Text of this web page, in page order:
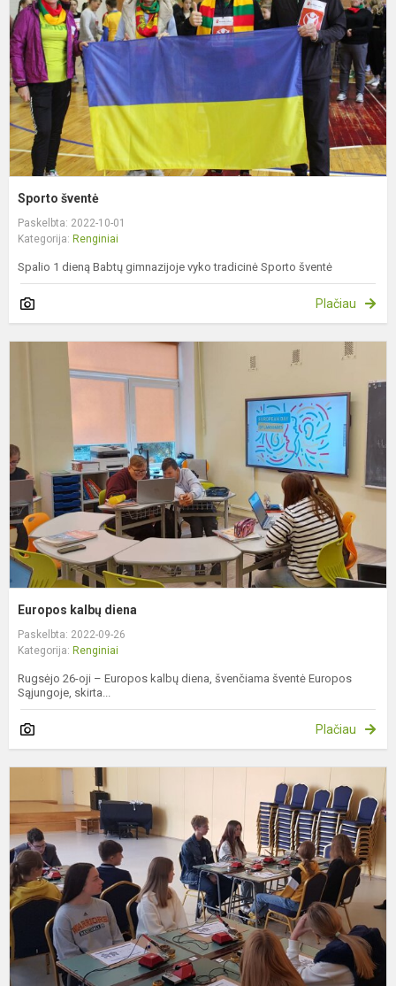
Sporto šventė
Paskelbta: 2022-10-01
Kategorija: Renginiai
Spalio 1 dieną Babtų gimnazijoje vyko tradicinė Sporto šventė
Plačiau
Europos kalbų diena
Paskelbta: 2022-09-26
Kategorija: Renginiai
Rugsėjo 26-oji – Europos kalbų diena, švenčiama šventė Europos
Sąjungoje, skirta...
Plačiau